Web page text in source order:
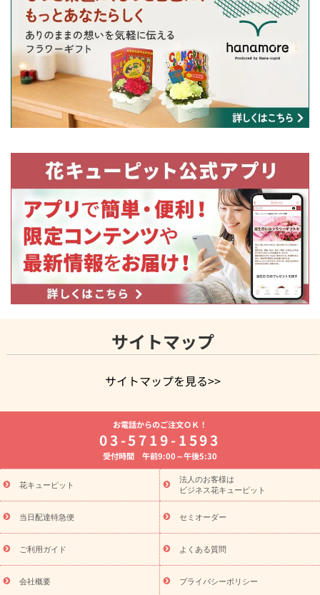
サイトマップ
サイトマップを見る>>
よく贈られる花
お祝いの花特集
誕生日フラワーギフト特集
8月の誕生花(トルコキキョウ)
開店・開業祝い
お供え・お悔やみ お供え・お悔やみの花
通夜・葬儀に贈る花 胡蝶蘭・花鉢
ーブドフラワー
季節のイベント
ひまわり ギフト・プレゼント
特集
お盆 花（新盆・初盆） 季節のイベント
お盆 花（新
盆・初盆）
お盆 花（新盆・初盆）
お盆・お供え 花とセットギ
フト
お盆・お供え プリザーブドフラワー
ひまわり ギフト・プ
レゼント特集
夏の花贈り・お中元・暑中見舞い 花のギフト特集
敬老の日におくる花ギフト・プレゼント特集
花ギフト・プレゼント特集
敬老の日 花のおすすめランキング
敬
老の日 花鉢植えのギフト・プレゼント特集
敬老の日 花とセットギ
お電話からのご注文ＯＫ！
03-5719-1593
受付時間 午前9:00～午後5:30
花キューピット
法人のお客様は
ビジネス花キューピット
当日配達特急便 セミオーダー
ご利用ガイド よくある質問
会社概要 プライバシーポリシー